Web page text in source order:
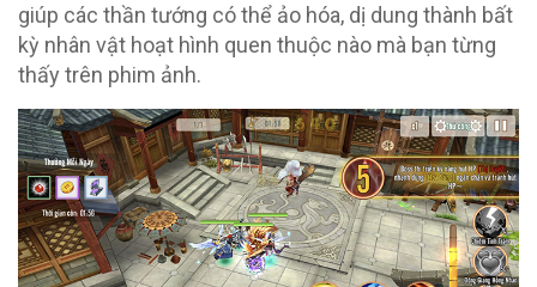
giúp các thần tướng có thể ảo hóa, dị dung thành bất
kỳ nhân vật hoạt hình quen thuộc nào mà bạn từng
thấy trên phim ảnh.